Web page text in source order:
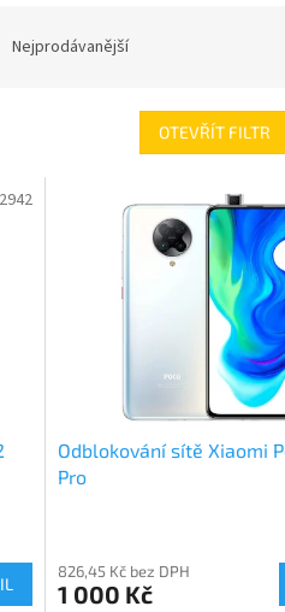
Nejprodávanější
OTEVŘÍT FILTR
Odblokování sítě Xiaomi
Pro
826,45 Kč bez DPH
1 000 Kč